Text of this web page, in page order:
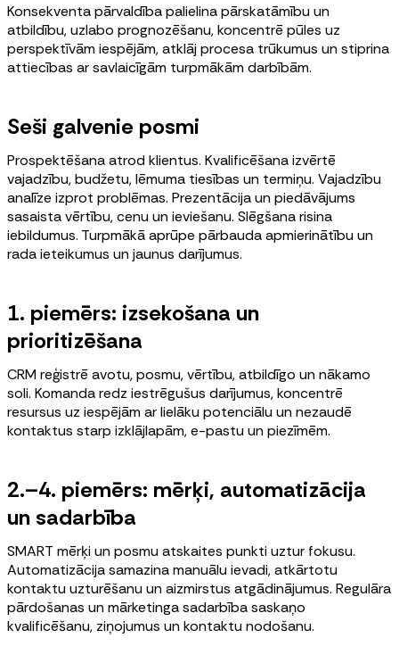
Konsekventa pārvaldība palielina pārskatāmību un
atbildību, uzlabo prognozēšanu, koncentrē pūles uz
perspektīvām iespējām, atklāj procesa trūkumus un stiprina
attiecības ar savlaicīgām turpmākām darbībām.
Seši galvenie posmi
Prospektēšana atrod klientus. Kvalificēšana izvērtē
vajadzību, budžetu, lēmuma tiesības un termiņu. Vajadzību
analīze izprot problēmas. Prezentācija un piedāvājums
sasaista vērtību, cenu un ieviešanu. Slēgšana risina
iebildumus. Turpmākā aprūpe pārbauda apmierinātību un
rada ieteikumus un jaunus darījumus.
1. piemērs: izsekošana un
prioritizēšana
CRM reģistrē avotu, posmu, vērtību, atbildīgo un nākamo
soli. Komanda redz iestrēgušus darījumus, koncentrē
resursus uz iespējām ar lielāku potenciālu un nezaudē
kontaktus starp izklājlapām, e-pastu un piezīmēm.
2.–4. piemērs: mērķi, automatizācija
un sadarbība
SMART mērķi un posmu atskaites punkti uztur fokusu.
Automatizācija samazina manuālu ievadi, atkārtotu
kontaktu uzturēšanu un aizmirstus atgādinājumus. Regulāra
pārdošanas un mārketinga sadarbība saskaņo
kvalificēšanu, ziņojumus un kontaktu nodošanu.